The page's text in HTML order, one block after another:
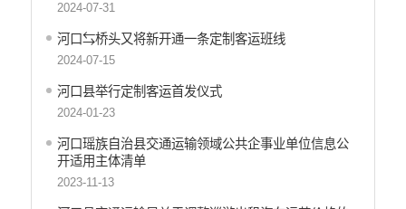
2024-07-31
河口⇆桥头又将新开通一条定制客运班线
2024-07-15
河口县举行定制客运首发仪式
2024-01-23
河口瑶族自治县交通运输领域公共企事业单位信息公
开适用主体清单
2023-11-13